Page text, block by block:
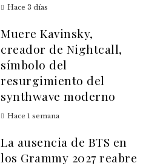
Hace 3 días
Muere Kavinsky,
creador de Nightcall,
símbolo del
resurgimiento del
synthwave moderno
Hace 1 semana
La ausencia de BTS en
los Grammy 2027 reabre